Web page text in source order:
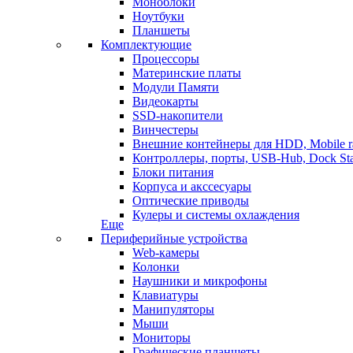
Ноутбуки
Планшеты
Комплектующие
Процессоры
Материнские платы
Модули Памяти
Видеокарты
SSD-накопители
Винчестеры
Внешние контейнеры для HDD, Mobile
Контроллеры, порты, USB-Hub, Dock
Блоки питания
Корпуса и акссесуары
Оптические приводы
Кулеры и системы охлаждения
Еще
Периферийные устройства
Web-камеры
Колонки
Наушники и микрофоны
Клавиатуры
Манипуляторы
Мыши
Мониторы